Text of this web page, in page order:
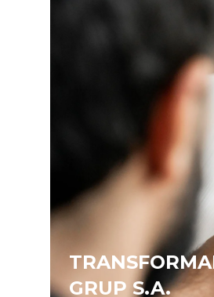
GRUP S.A.